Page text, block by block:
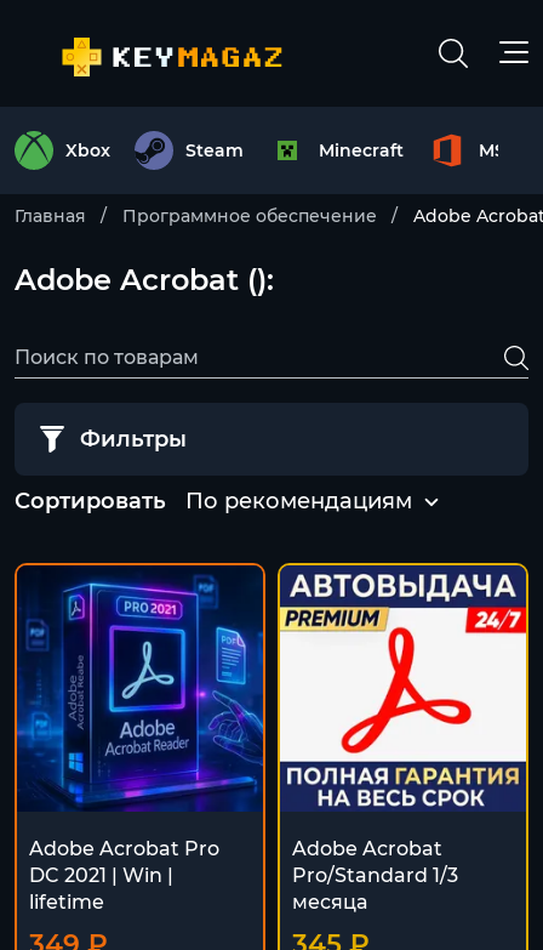
Xbox Steam Minecraft MS
Главная Программное обеспечение Adobe
Adobe Acrobat ():
Фильтры
Сортировать По рекомендациям
Adobe Acrobat Pro
DC 2021 | Win |
lifetime
Adobe Acrobat
Pro/Standard 1/3
месяца